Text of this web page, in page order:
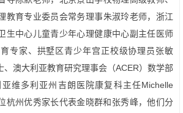
教育专业委员会常务理事朱淑玲老师，浙江
生中心儿童青少年心理健康中心副主任医师
专家、拱墅区青少年宫正校级协理员张敏
、澳大利亚教育研究理事会（ACER）数学部
维多利亚州吉朗医院康复科主任Michelle
杭州优秀家长代表金晓群和张秀峰，他们分